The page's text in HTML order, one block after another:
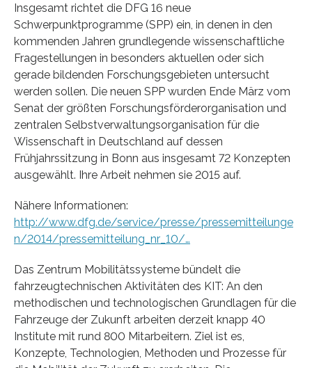
Insgesamt richtet die DFG 16 neue
Schwerpunktprogramme (SPP) ein, in denen in den
kommenden Jahren grundlegende wissenschaftliche
Fragestellungen in besonders aktuellen oder sich
gerade bildenden Forschungsgebieten untersucht
werden sollen. Die neuen SPP wurden Ende März vom
Senat der größten Forschungsförderorganisation und
zentralen Selbstverwaltungsorganisation für die
Wissenschaft in Deutschland auf dessen
Frühjahrssitzung in Bonn aus insgesamt 72 Konzepten
ausgewählt. Ihre Arbeit nehmen sie 2015 auf.
Nähere Informationen:
http://www.dfg.de/service/presse/pressemitteilunge
n/2014/pressemitteilung_nr_10/…
Das Zentrum Mobilitätssysteme bündelt die
fahrzeugtechnischen Aktivitäten des KIT: An den
methodischen und technologischen Grundlagen für die
Fahrzeuge der Zukunft arbeiten derzeit knapp 40
Institute mit rund 800 Mitarbeitern. Ziel ist es,
Konzepte, Technologien, Methoden und Prozesse für